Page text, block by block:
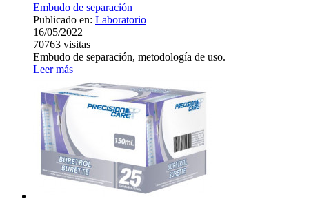
Embudo de separación
Publicado en: Laboratorio
16/05/2022
70763 visitas
Embudo de separación, metodología de uso.
Leer más